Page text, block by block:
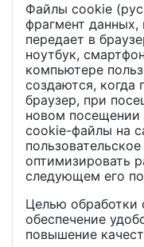
Файлы cookie
фрагмент данных,
передает в
ноутбук,
компьютере
создаются, когда
браузер, при
новом посещении
cookie-файлы на
оптимизировать
следующем его
Целью обработки
обеспечение
повышение